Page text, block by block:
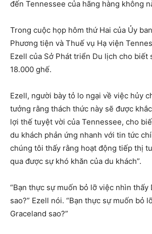
đến Tennessee của hãng hàng không
Trong cuộc họp hôm thứ Hai của Ủy
Phương tiện và Thuế vụ Hạ viện
Ezell của Sở Phát triển Du lịch cho biết
18.000 ghế.
Ezell, người bày tỏ lo ngại về việc hủy
tưởng rằng thách thức này sẽ được
lợi thế tuyệt vời của Tennessee, cho
du khách phản ứng nhanh với tin tức
chúng tôi thấy rằng hoạt động tiếp thị
qua được sự khó khăn của du khách”.
“Bạn thực sự muốn bỏ lỡ việc nhìn thấy
sao?” Ezell nói. “Bạn thực sự muốn bỏ
Graceland sao?”